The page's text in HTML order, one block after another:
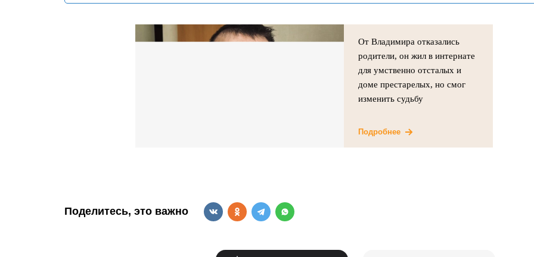
От Владимира отказались
родители, он жил в интернате
для умственно отсталых и
доме престарелых, но смог
изменить судьбу
Подробнее
Поделитесь, это важно